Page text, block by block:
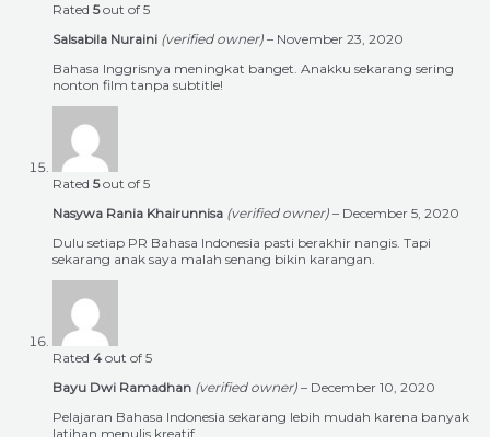
Rated 5out of 5
Salsabila Nuraini (verified owner) – November 23, 2020
Bahasa Inggrisnya meningkat banget. Anakku sekarang sering
nonton film tanpa subtitle!
Rated 5out of 5
Nasywa Rania Khairunnisa (verified owner) – December 5, 2020
Dulu setiap PR Bahasa Indonesia pasti berakhir nangis. Tapi
sekarang anak saya malah senang bikin karangan.
Rated 4 out of 5
Bayu Dwi Ramadhan (verified owner) – December 10, 2020
Pelajaran Bahasa Indonesia sekarang lebih mudah karena banyak
latihan menulis kreatif.